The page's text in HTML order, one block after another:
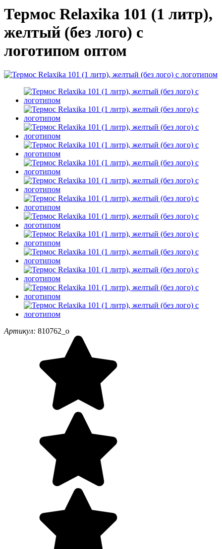
Термос Relaxika 101 (1 литр),
желтый (без лого) с
логотипом оптом
Артикул: 810762_o